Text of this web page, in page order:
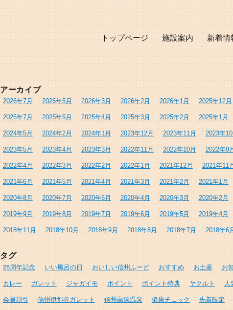
トップページ 施設案内 新着情
アーカイブ
2026年7月 2026年5月 2026年3月 2026年2月 2026年1月 2025年12月
2025年7月 2025年5月 2025年4月 2025年3月 2025年2月 2025年1月
2024年5月 2024年2月 2024年1月 2023年12月 2023年11月 2023年10
2023年5月 2023年4月 2023年3月 2022年11月 2022年10月 2022年9
2022年4月 2022年3月 2022年2月 2022年1月 2021年12月 2021年11
2021年6月 2021年5月 2021年4月 2021年3月 2021年2月 2021年1月
2020年8月 2020年7月 2020年6月 2020年4月 2020年3月 2020年2月
2019年9月 2019年8月 2019年7月 2019年6月 2019年5月 2019年4月
2018年11月 2018年10月 2018年9月 2018年8月 2018年7月 2018年6
タグ
25周年記念 いい風呂の日 おいしい信州ふーど おすすめ お土産 お
カレー
ガレット ジャガイモ ポイント ポイント特典 ヤクルト 人
会員割引
信州伊那谷ガレット 信州高遠温泉 健康チェック 先着限定